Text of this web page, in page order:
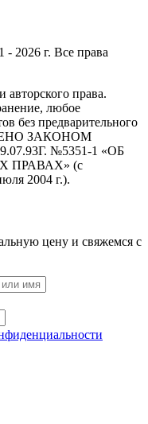
2026 г. Все права
авторского права.
любое
без предварительного
ЗАКОНОМ
№5351-1 «ОБ
ПРАВАХ» (с
2004 г.).
цену и свяжемся с